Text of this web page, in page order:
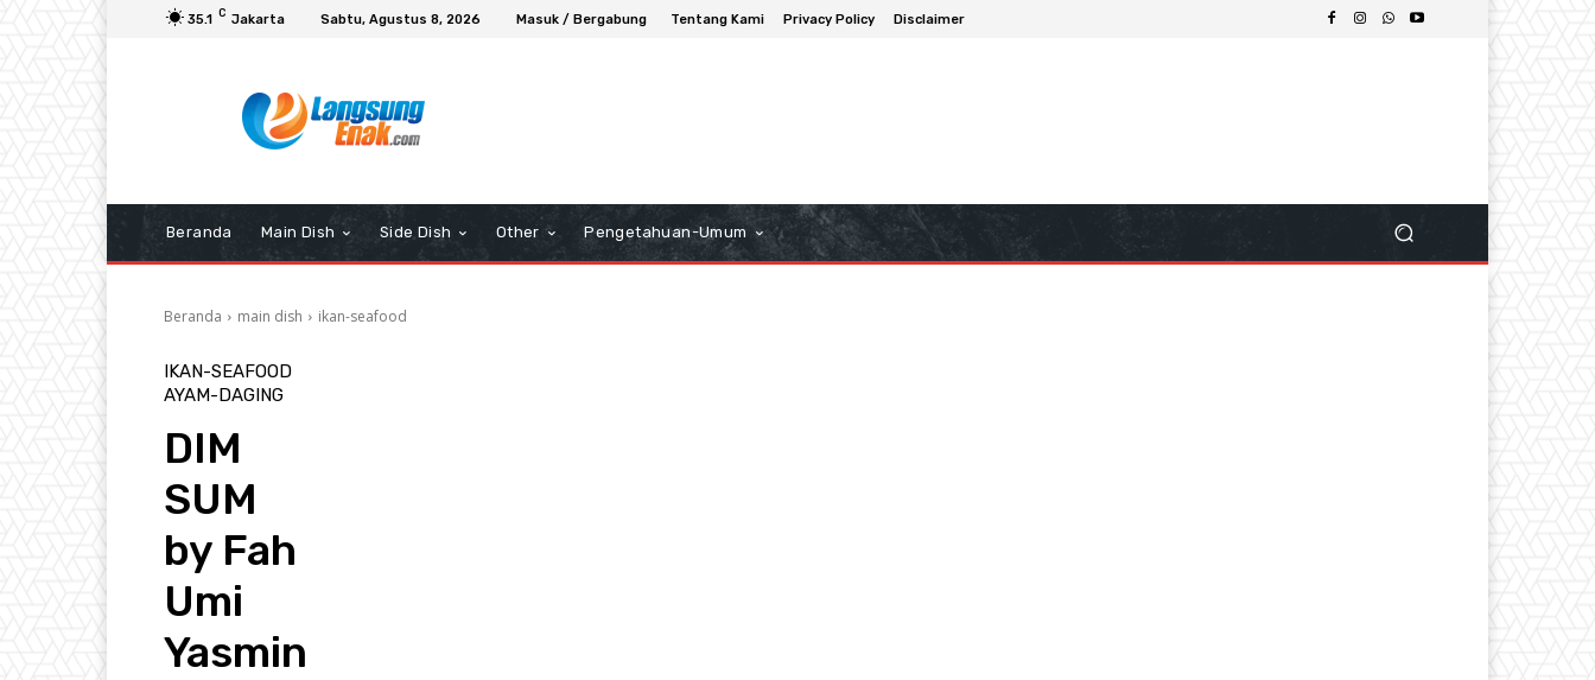
35.1 C Jakarta Sabtu, Agustus 8, 2026 Masuk / Bergabung Tentang Kami Privacy Policy Disclaimer
Beranda Main Dish Side Dish Other Pengetahuan-Umum
Beranda main dish ikan-seafood
IKAN-SEAFOOD
AYAM-DAGING
DIM
SUM
by Fah
Umi
Yasmin